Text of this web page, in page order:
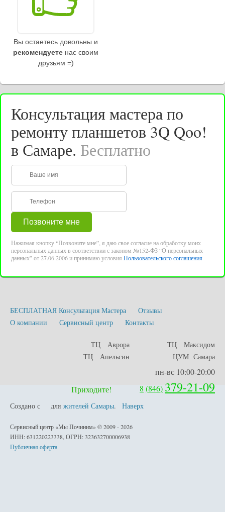
Вы остаетесь довольны и
рекомендуете нас своим
друзьям =)
Консультация мастера по
ремонту планшетов 3Q Qoo!
в Самаре. Бесплатно
Нажимая кнопку “Позвоните мне”, я даю свое согласие на обработку моих
персональных данных в соответствии с законом №152-ФЗ “О персональных
данных” от 27.06.2006 и принимаю условия Пользовательского соглашения
БЕСПЛАТНАЯ Консультация Мастера
Отзывы
О компании
Сервисный центр Контакты
ТЦ Аврора
ТЦ Максидом
ТЦ Апельсин
ЦУМ Самара
пн-вс 10:00-20:00
Приходите!
8 (846) 379-21-09
Создано с любовью
для жителей Самары. Наверх
Сервисный центр «Мы Починим» © 2009 - 2026
ИНН: 631220223338, ОГРН: 323632700006938
Публичная оферта